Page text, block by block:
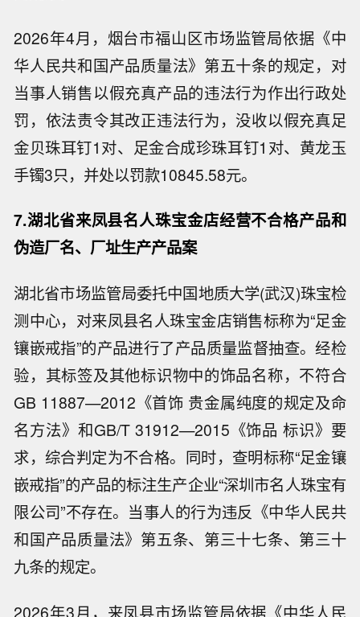
2026年4月，烟台市福山区市场监管局依据《中
华人民共和国产品质量法》第五十条的规定，对
当事人销售以假充真产品的违法行为作出行政处
罚，依法责令其改正违法行为，没收以假充真足
金贝珠耳钉1对、足金合成珍珠耳钉1对、黄龙玉
手镯3只，并处以罚款10845.58元。
7.湖北省来凤县名人珠宝金店经营不合格产品和
伪造厂名、厂址生产产品案
湖北省市场监管局委托中国地质大学(武汉)珠宝检
测中心，对来凤县名人珠宝金店销售标称为“足金
镶嵌戒指”的产品进行了产品质量监督抽查。经检
验，其标签及其他标识物中的饰品名称，不符合
GB 11887—2012《首饰 贵金属纯度的规定及命
名方法》和GB/T 31912—2015《饰品 标识》要
求，综合判定为不合格。同时，查明标称“足金镶
嵌戒指”的产品的标注生产企业“深圳市名人珠宝有
限公司”不存在。当事人的行为违反《中华人民共
和国产品质量法》第五条、第三十七条、第三十
九条的规定。
2026年3月，来凤县市场监管局依据《中华人民